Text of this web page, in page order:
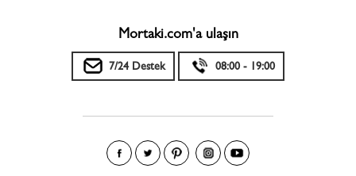
Mortaki.com'a ulaşın
7/24 Destek 08:00 - 19:00